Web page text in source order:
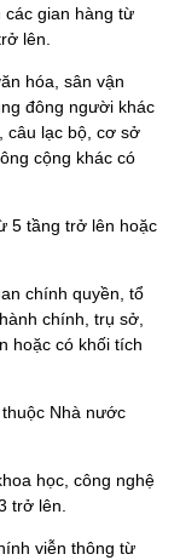
các gian hàng từ
lên.
hóa, sân vận
đông người khác
câu lạc bộ, cơ sở
cộng khác có
5 tầng trở lên hoặc
chính quyền, tổ
chính, trụ sở,
hoặc có khối tích
Nhà nước
học, công nghệ
trở lên.
viễn thông từ